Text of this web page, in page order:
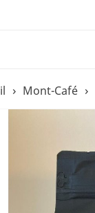
Mont-Café